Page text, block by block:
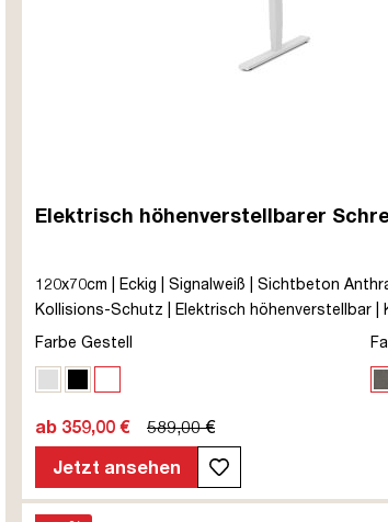
Elektrisch höhenverstellbarer
120x70cm | Eckig | Signalweiß | Sichtbeton
Kollisions-Schutz | Elektrisch höhenverstellbar |
Melaminoberfläche | Grau | 5 Jahre
Farbe Gestell
ab 359,00 €
589,00 €
Jetzt ansehen